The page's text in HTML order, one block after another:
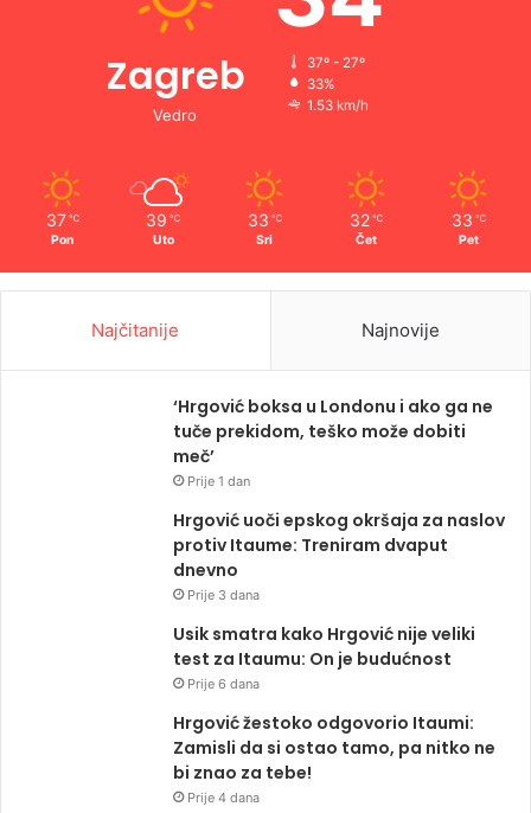
Zagreb
Vedro
37º - 27º
33%
1.53 km/h
37 ℃
Pon
39 ℃
Uto
33 ℃
Sri
32 ℃
Čet
33 ℃
Pet
Najčitanije Najnovije
‘Hrgović boksa u Londonu i ako ga ne
tuče prekidom, teško može dobiti
meč’
Prije 1 dan
Hrgović uoči epskog okršaja za naslov
protiv Itaume: Treniram dvaput
dnevno
Prije 3 dana
Usik smatra kako Hrgović nije veliki
test za Itaumu: On je budućnost
Prije 6 dana
Hrgović žestoko odgovorio Itaumi:
Zamisli da si ostao tamo, pa nitko ne
bi znao za tebe!
Prije 4 dana